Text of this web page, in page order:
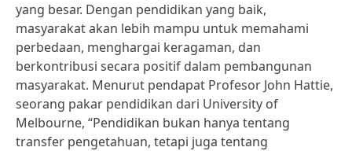
yang besar. Dengan pendidikan yang baik,
masyarakat akan lebih mampu untuk memahami
perbedaan, menghargai keragaman, dan
berkontribusi secara positif dalam pembangunan
masyarakat. Menurut pendapat Profesor John Hattie,
seorang pakar pendidikan dari University of
Melbourne, “Pendidikan bukan hanya tentang
transfer pengetahuan, tetapi juga tentang